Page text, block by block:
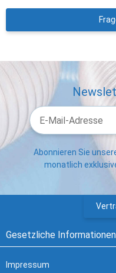
Abonnieren Sie
monatlich
Gesetzliche Informationen
Impressum